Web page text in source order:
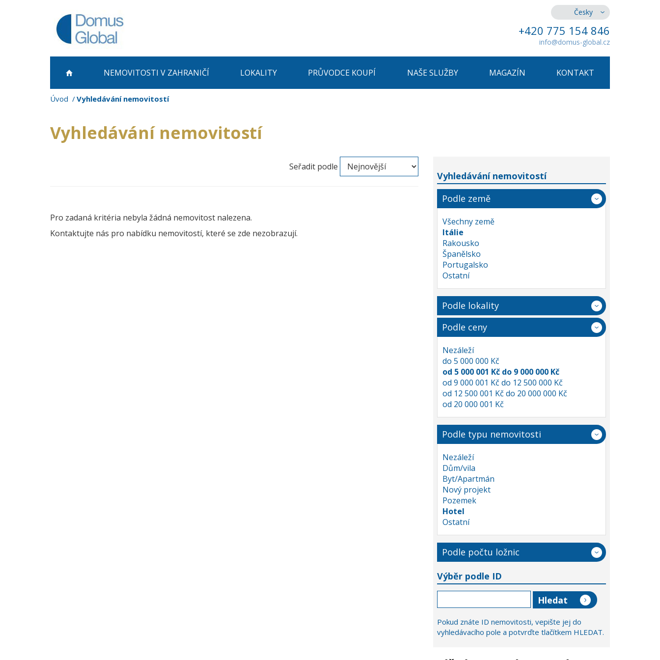
Česky
+420 775 154 846
info@domus-global.cz
NEMOVITOSTI V ZAHRANIČÍ LOKALITY PRŮVODCE KOUPÍ NAŠE SLUŽBY MAGAZÍN KONTAKT
Úvod Vyhledávání nemovitostí
Vyhledávání nemovitostí
Seřadit podle
Pro zadaná kritéria nebyla žádná nemovitost nalezena.
Kontaktujte nás pro nabídku nemovitostí, které se zde nezobrazují.
Vyhledávání nemovitostí
Podle země
Všechny země
Itálie
Rakousko
Španělsko
Portugalsko
Ostatní
Podle lokality
Podle ceny
Nezáleží
do 5 000 000 Kč
od 5 000 001 Kč do 9 000 000 Kč
od 9 000 001 Kč do 12 500 000 Kč
od 12 500 001 Kč do 20 000 000 Kč
od 20 000 001 Kč
Podle typu nemovitosti
Nezáleží
Dům/vila
Byt/Apartmán
Nový projekt
Pozemek
Hotel
Ostatní
Podle počtu ložnic
Výběr podle ID
Pokud znáte ID nemovitosti, vepište jej do
vyhledávacího pole a potvrďte tlačítkem HLEDAT.